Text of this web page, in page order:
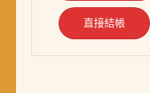
直接結帳